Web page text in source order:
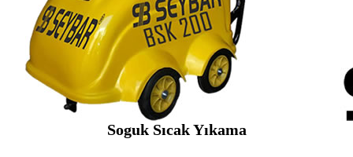
Soguk Sıcak Yıkama